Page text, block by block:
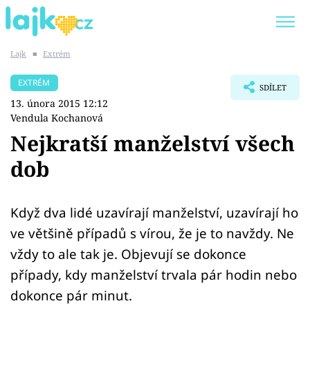
SHOPAHOLICADEL
Témata
Showbyznys
Youtubeři
Virály
Lajk ■ Extrém
EXTRÉM
13. února 2015 12:12
Vendula Kochanová
SDÍLET
Nejkratší manželství všech
dob
Když dva lidé uzavírají manželství, uzavírají ho
ve většině případů s vírou, že je to navždy. Ne
vždy to ale tak je. Objevují se dokonce
případy, kdy manželství trvala pár hodin nebo
dokonce pár minut.